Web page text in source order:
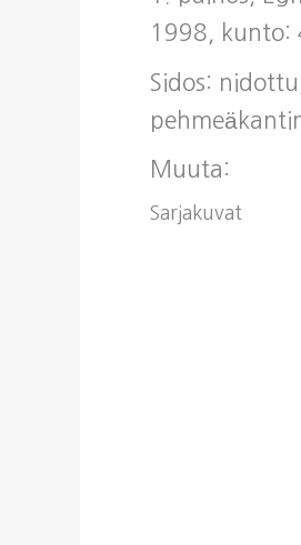
1998, kunto:
Sidos: nidottu,
Muuta:
Sarjakuvat